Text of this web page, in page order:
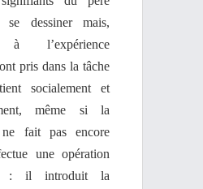
se dessiner mais,
à l’expérience
pris dans la tâche
socialement et
même si la
ne fait pas encore
une opération
: il introduit la